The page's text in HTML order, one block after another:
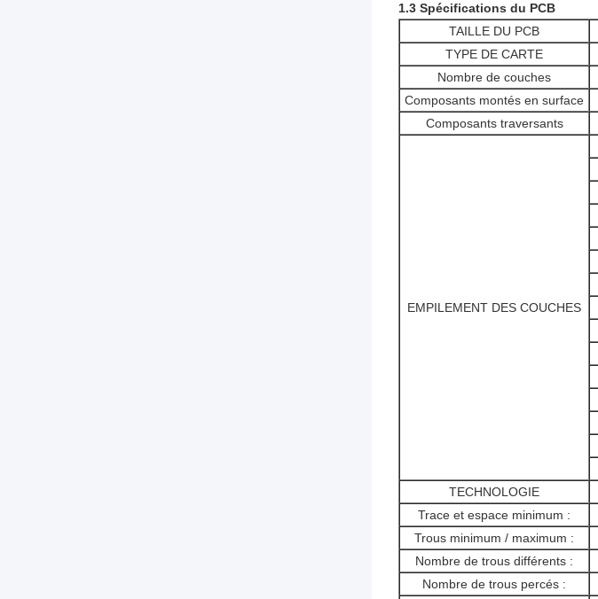
1.3 Spécifications du PCB
TAILLE DU PCB
TYPE DE CARTE
Nombre de couches
Composants montés en surface
Composants traversants
EMPILEMENT DES COUCHES
TECHNOLOGIE
Trace et espace minimum :
Trous minimum / maximum :
Nombre de trous différents :
Nombre de trous percés :